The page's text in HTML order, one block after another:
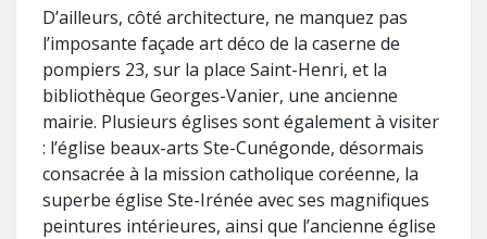
D’ailleurs, côté architecture, ne manquez pas
l’imposante façade art déco de la caserne de
pompiers 23, sur la place Saint-Henri, et la
bibliothèque Georges-Vanier, une ancienne
mairie. Plusieurs églises sont également à visiter
: l’église beaux-arts Ste-Cunégonde, désormais
consacrée à la mission catholique coréenne, la
superbe église Ste-Irénée avec ses magnifiques
peintures intérieures, ainsi que l’ancienne église